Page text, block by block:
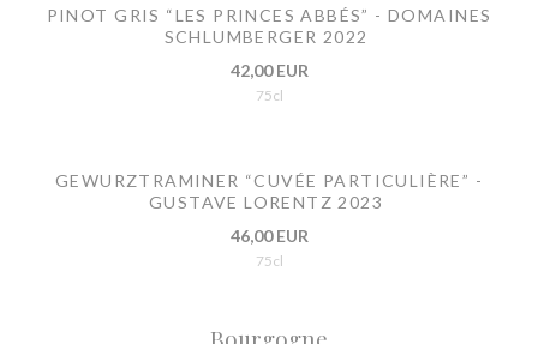
PINOT GRIS “LES PRINCES ABBÉS” - DOMAINES
SCHLUMBERGER 2022
42,00 EUR
75cl
GEWURZTRAMINER “CUVÉE PARTICULIÈRE” -
GUSTAVE LORENTZ 2023
46,00 EUR
75cl